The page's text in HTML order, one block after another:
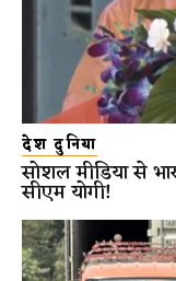
देश दुनिया
सोशल मीडिया से
सीएम योगी!